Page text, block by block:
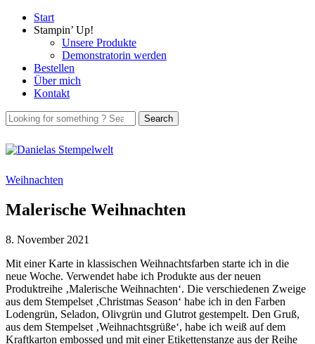
Start
Stampin’ Up!
Unsere Produkte
Demonstratorin werden
Bestellen
Über mich
Kontakt
Weihnachten
Malerische Weihnachten
8. November 2021
Mit einer Karte in klassischen Weihnachtsfarben starte ich in die
neue Woche. Verwendet habe ich Produkte aus der neuen
Produktreihe ‚Malerische Weihnachten‘. Die verschiedenen Zweige
aus dem Stempelset ‚Christmas Season‘ habe ich in den Farben
Lodengrün, Seladon, Olivgrün und Glutrot gestempelt. Den Gruß,
aus dem Stempelset ‚Weihnachtsgrüße‘, habe ich weiß auf dem
Kraftkarton embossed und mit einer Etikettenstanze aus der Reihe